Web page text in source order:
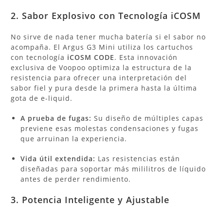
2. Sabor Explosivo con Tecnología iCOSM
No sirve de nada tener mucha batería si el sabor no
acompaña. El Argus G3 Mini utiliza los cartuchos
con tecnología iCOSM CODE. Esta innovación
exclusiva de Voopoo optimiza la estructura de la
resistencia para ofrecer una interpretación del
sabor fiel y pura desde la primera hasta la última
gota de e-liquid.
A prueba de fugas: Su diseño de múltiples capas
previene esas molestas condensaciones y fugas
que arruinan la experiencia.
Vida útil extendida: Las resistencias están
diseñadas para soportar más mililitros de líquido
antes de perder rendimiento.
3. Potencia Inteligente y Ajustable